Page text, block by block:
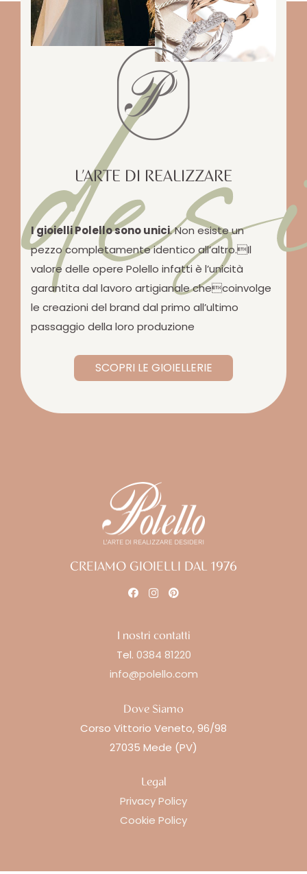
L’ARTE DI REALIZZARE
I gioielli Polello sono unici. Non esiste un
pezzo completamente identico all’altro.Il
valore delle opere Polello infatti è l’unicità
garantita dal lavoro artigianale checoinvolge
le creazioni del brand dal primo all’ultimo
passaggio della loro produzione
SCOPRI LE GIOIELLERIE
CREIAMO GIOIELLI DAL 1976
I nostri contatti
Tel. 0384 81220
info@polello.com
Dove Siamo
Corso Vittorio Veneto, 96/98
27035 Mede (PV)
Legal
Privacy Policy
Cookie Policy